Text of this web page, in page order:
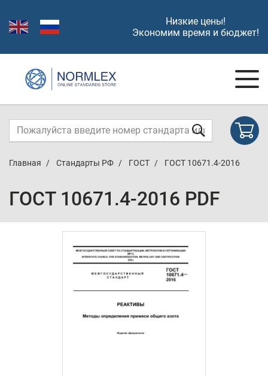
Низкие цены!
Экономим время и бюджет!
Главная Стандарты РФ ГОСТ ГОСТ 10671.4-2016
ГОСТ 10671.4-2016 PDF